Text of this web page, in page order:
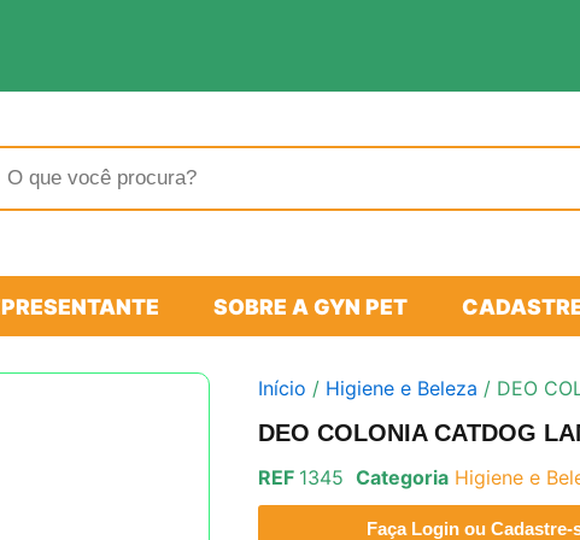
SOBRE A GYN PET
Início / Higiene e Beleza / DEO
DEO COLONIA CATDOG
REF 1345 Categoria Higiene e
Faça Login ou